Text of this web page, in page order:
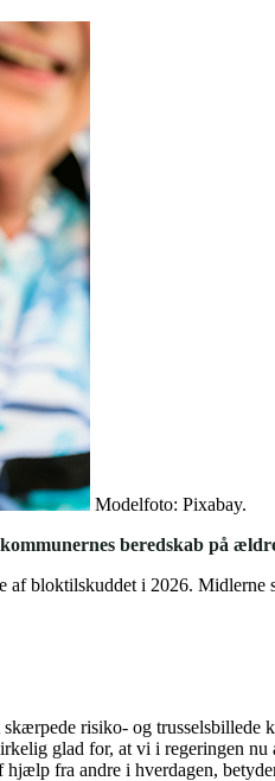
Modelfoto: Pixabay.
beredskab på
bloktilskuddet i 2026.
risiko- og trusselsbillede
glad for, at vi i regeringen
fra andre i hverdagen,